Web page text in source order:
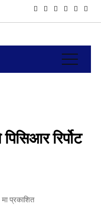
रिर्पोट
मा प्रकाशित